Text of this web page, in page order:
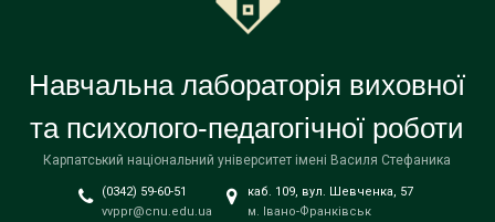
студентської молоді у
Навчальна лабораторія виховної
та психолого-педагогічної роботи
Карпатський національний університет імені Василя Стефаника
(0342) 59-60-51
vvppr@cnu.edu.ua
каб. 109, вул. Шевченка, 57
м. Івано-Франківськ